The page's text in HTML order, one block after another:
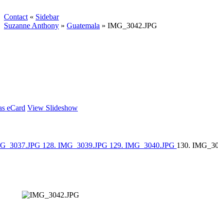
Contact « Sidebar
Suzanne Anthony » Guatemala » IMG_3042.JPG
eCard View Slideshow
128. IMG_3039.JPG 129. IMG_3040.JPG 130.